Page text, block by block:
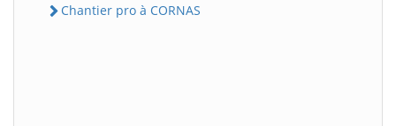
Chantier pro à CORNAS